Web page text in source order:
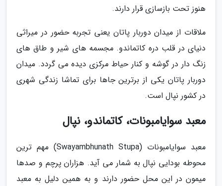
هنوز تحت بازسازی قرار دارند.
ملاقات از میدان دوربار پاتان یعنی تجربه حضور در میراثی
دنیای در قلب دره کاتماندو. مجسمه های شیر و طاق های
زنگ دار در گوشه و کنار حیاط مرکزی دیده می گردد. میدان
دوربار پاتان یکی از برترین جاها برای تماشا زندگی شهری
در کشور نپال است.
معبد سوایامبونات، کاتماندو، نپال
معبد سوایامبونات (Swayambhunath Stupa) مهم ترین
محوطه بودایی نپال به شمار می آید. هزاران پرچم و صدها
میمون در این محل حضور دارند و به همین دلیل به معبد